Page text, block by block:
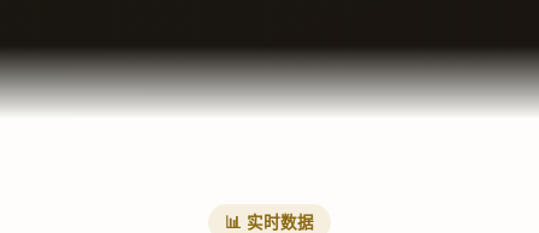
📊 实时数据